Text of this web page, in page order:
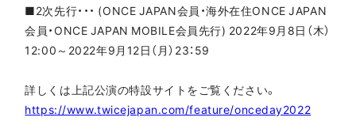
■2次先行・・・ (ONCE JAPAN会員・海外在住ONCE JAPAN
会員・ONCE JAPAN MOBILE会員先行) 2022年9月8日（木）
12:00～2022年9月12日（月）23：59
詳しくは上記公演の特設サイトをご覧ください。
https://www.twicejapan.com/feature/onceday2022